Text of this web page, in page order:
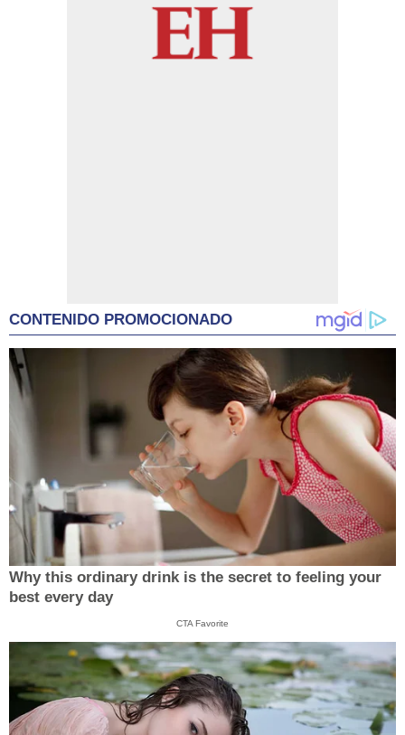
CONTENIDO PROMOCIONADO
Why this ordinary drink is the secret to feeling your
best every day
CTA Favorite